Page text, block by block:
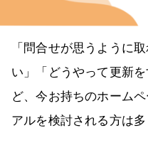
「問合せが思うように
い」「どうやって更新
ど、今お持ちのホーム
アルを検討される方は多